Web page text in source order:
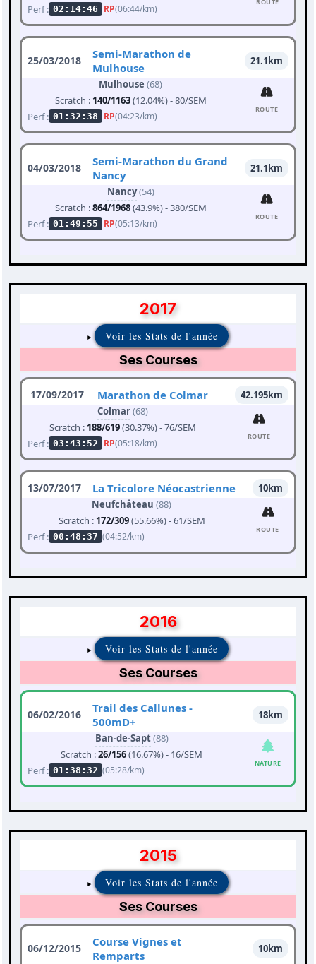
Perf : 02:14:46 RP(06:44/km)
25/03/2018
Semi-Marathon de
Mulhouse
21.1km
Mulhouse (68)
Scratch : 140/1163(12.04%) - 80/SEM
Perf : 01:32:38 RP(04:23/km)
ROUTE
04/03/2018
Semi-Marathon du Grand
Nancy
21.1km
Nancy(54)
Scratch :864/1968(43.9%) - 380/SEM
Perf : 01:49:55 RP(05:13/km)
ROUTE
2017
Voir les Stats de l'année
Ses Courses
17/09/2017 Marathon de Colmar
42.195km
Colmar(68)
Scratch : 188/619(30.37%) - 76/SEM
Perf : 03:43:52 RP(05:18/km)
ROUTE
13/07/2017 La Tricolore Néocastrienne
10km
Neufchâteau (88)
Scratch : 172/309(55.66%) - 61/SEM
Perf : 00:48:37 (04:52/km)
ROUTE
2016
Voir les Stats de l'année
Ses Courses
06/02/2016
Trail des Callunes -
500mD+
18km
Ban-de-Sapt(88)
Scratch :26/156(16.67%) - 16/SEM
Perf : 01:38:32 (05:28/km)
NATURE
2015
Voir les Stats de l'année
Ses Courses
06/12/2015
Course Vignes et
Remparts
10km